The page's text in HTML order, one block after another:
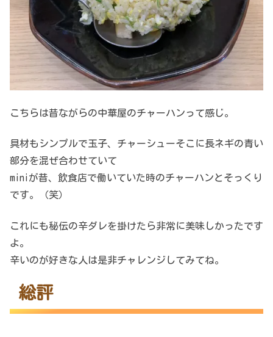
こちらは昔ながらの中華屋のチャーハンって感じ。
具材もシンプルで玉子、チャーシューそこに長ネギの青い
部分を混ぜ合わせていて
miniが昔、飲食店で働いていた時のチャーハンとそっくり
です。（笑）
これにも秘伝の辛ダレを掛けたら非常に美味しかったです
よ。
辛いのが好きな人は是非チャレンジしてみてね。
総評